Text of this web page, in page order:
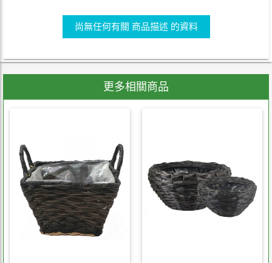
尚無任何有關 商品描述 的資料
更多相關商品